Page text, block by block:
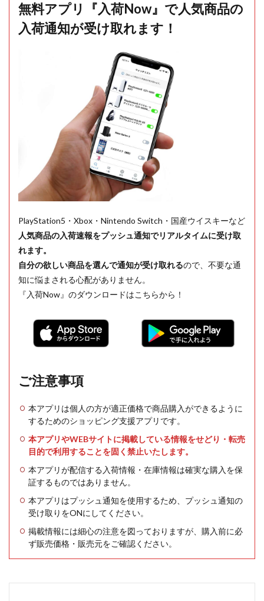
無料アプリ『入荷Now』で人気商品の
入荷通知が受け取れます！
PlayStation5・Xbox・Nintendo Switch・国産ウイスキーなど
人気商品の入荷速報をプッシュ通知でリアルタイムに受け取
れます。
自分の欲しい商品を選んで通知が受け取れるので、不要な通
知に悩まされる心配がありません。
『入荷Now』のダウンロードはこちらから！
ご注意事項
本アプリは個人の方が適正価格で商品購入ができるように
するためのショッピング支援アプリです。
本アプリやWEBサイトに掲載している情報をせどり・転売
目的で利用することを固く禁止いたします。
本アプリが配信する入荷情報・在庫情報は確実な購入を保
証するものではありません。
本アプリはプッシュ通知を使用するため、プッシュ通知の
受け取りをONにしてください。
掲載情報には細心の注意を図っておりますが、購入前に必
ず販売価格・販売元をご確認ください。